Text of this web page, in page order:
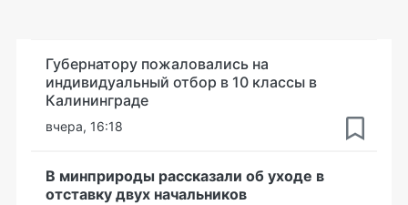
Губернатору пожаловались на
индивидуальный отбор в 10 классы в
Калининграде
вчера, 16:18
В минприроды рассказали об уходе в
отставку двух начальников